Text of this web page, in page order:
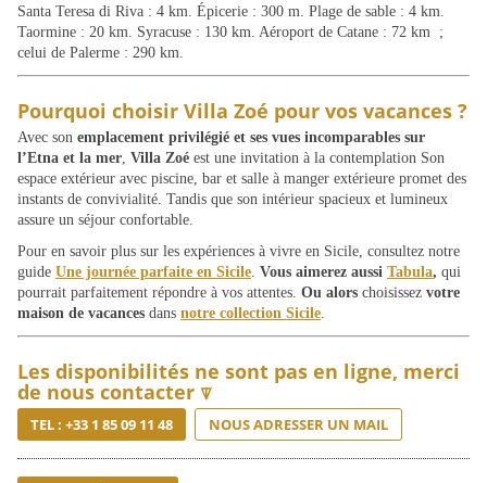
Santa Teresa di Riva : 4 km. Épicerie : 300 m. Plage de sable : 4 km.
Taormine : 20 km. Syracuse : 130 km. Aéroport de Catane : 72 km ;
celui de Palerme : 290 km.
Pourquoi choisir Villa Zoé pour vos vacances ?
Avec son emplacement privilégié et ses vues incomparables sur
l’Etna et la mer Villa Zoé est une invitation à la contemplation Son
espace extérieur avec piscine, bar et salle à manger extérieure promet des
instants de convivialité. Tandis que son intérieur spacieux et lumineux
assure un séjour confortable.
Pour en savoir plus sur les expériences à vivre en Sicile, consultez notre
guide Une journée parfaite en Sicile. Vous aimerez aussi Tabula, qui
pourrait parfaitement répondre à vos attentes. Ou alors choisissez votre
maison de vacances dans notre collection Sicile.
Les disponibilités ne sont pas en ligne, merci
de nous contacter ⍒
TEL : +33 1 85 09 11 48 NOUS ADRESSER UN MAIL